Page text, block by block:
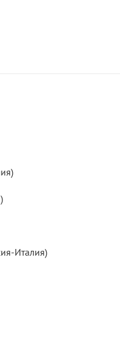
Италия)